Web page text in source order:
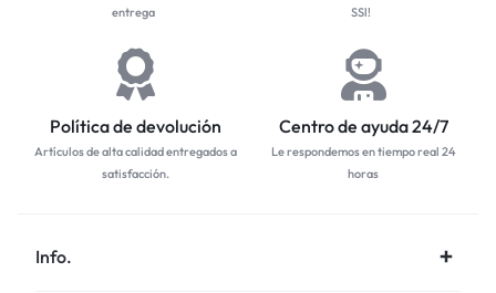
entrega
SSl!
Política de devolución
Artículos de alta calidad entregados a
satisfacción.
Centro de ayuda 24/7
Le respondemos en tiempo real 24
horas
Info.